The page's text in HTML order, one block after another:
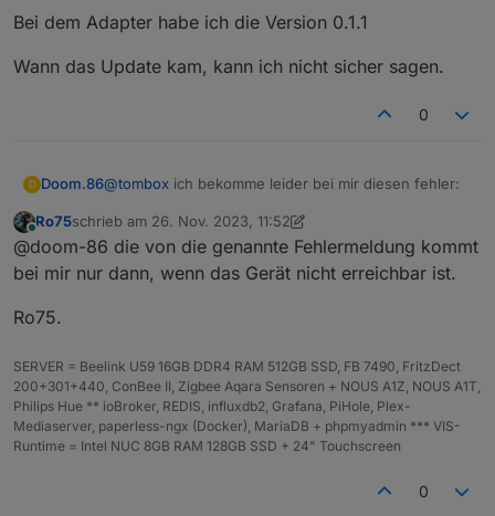
Bei dem Adapter habe ich die Version 0.1.1
Wann das Update kam, kann ich nicht sicher sagen.
0
D Doom.86@tombox ich bekomme leider bei mir diesen fehler:
Das Problem habe ich bei 3 meiner P110. Leider hatte
ich nicht aufgepasst und diese haben ein
Online
Ro75schrieb am 26. Nov. 2023, 11:52
zuletzt editiert von Ro75
@doom-86 die von die genannte Fehlermeldung kommt
bei mir nur dann, wenn das Gerät nicht erreichbar ist.
Ro75.
SERVER = Beelink U59 16GB DDR4 RAM 512GB SSD, FB 7490, FritzDect
200+301+440, ConBee II, Zigbee Aqara Sensoren + NOUS A1Z, NOUS A1T,
Philips Hue ** ioBroker, REDIS, influxdb2, Grafana, PiHole, Plex-
Mediaserver, paperless-ngx (Docker), MariaDB + phpmyadmin *** VIS-
Runtime = Intel NUC 8GB RAM 128GB SSD + 24" Touchscreen
0